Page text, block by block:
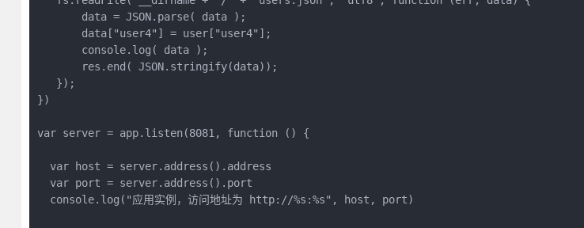
       data = JSON.parse( data );
       data["user4"] = user["user4"];
       console.log( data );
       res.end( JSON.stringify(data));
   });
})
var server = app.listen(8081, function () {
  var host = server.address().address
  var port = server.address().port
  console.log("应用实例，访问地址为 http://%s:%s", host, port)